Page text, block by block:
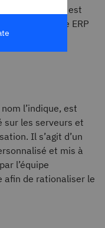
sur place. Il est
un partenaire ERP
répondre aux
l’indique, est
sur les serveurs et
Il s’agit d’un
et mis à
l’équipe
afin de rationaliser le